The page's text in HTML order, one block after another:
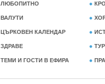
ЛЮБОПИТНО
ВАЛУТИ
ЦЪРКОВЕН КАЛЕНДАР
ЗДРАВЕ
ТЕМИ И ГОСТИ В ЕФИРА